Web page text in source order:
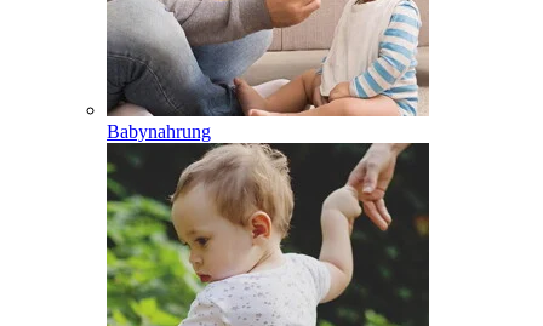
Babynahrung